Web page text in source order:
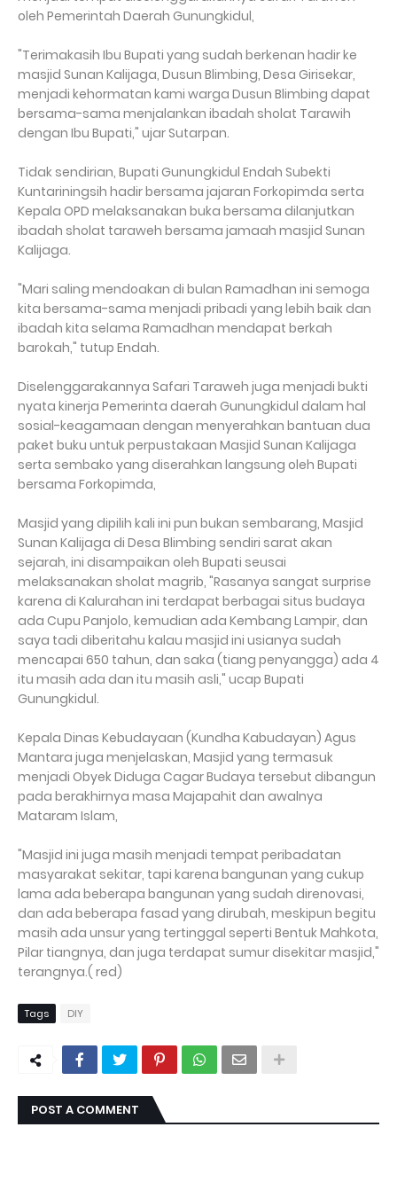
oleh Pemerintah Daerah Gunungkidul,
"Terimakasih Ibu Bupati yang sudah berkenan hadir ke
masjid Sunan Kalijaga, Dusun Blimbing, Desa Girisekar,
menjadi kehormatan kami warga Dusun Blimbing dapat
bersama-sama menjalankan ibadah sholat Tarawih
dengan Ibu Bupati," ujar Sutarpan.
Tidak sendirian, Bupati Gunungkidul Endah Subekti
Kuntariningsih hadir bersama jajaran Forkopimda serta
Kepala OPD melaksanakan buka bersama dilanjutkan
ibadah sholat taraweh bersama jamaah masjid Sunan
Kalijaga.
"Mari saling mendoakan di bulan Ramadhan ini semoga
kita bersama-sama menjadi pribadi yang lebih baik dan
ibadah kita selama Ramadhan mendapat berkah
barokah," tutup Endah.
Diselenggarakannya Safari Taraweh juga menjadi bukti
nyata kinerja Pemerinta daerah Gunungkidul dalam hal
sosial-keagamaan dengan menyerahkan bantuan dua
paket buku untuk perpustakaan Masjid Sunan Kalijaga
serta sembako yang diserahkan langsung oleh Bupati
bersama Forkopimda,
Masjid yang dipilih kali ini pun bukan sembarang, Masjid
Sunan Kalijaga di Desa Blimbing sendiri sarat akan
sejarah, ini disampaikan oleh Bupati seusai
melaksanakan sholat magrib, "Rasanya sangat surprise
karena di Kalurahan ini terdapat berbagai situs budaya
ada Cupu Panjolo, kemudian ada Kembang Lampir, dan
saya tadi diberitahu kalau masjid ini usianya sudah
mencapai 650 tahun, dan saka (tiang penyangga) ada 4
itu masih ada dan itu masih asli," ucap Bupati
Gunungkidul.
Kepala Dinas Kebudayaan (Kundha Kabudayan) Agus
Mantara juga menjelaskan, Masjid yang termasuk
menjadi Obyek Diduga Cagar Budaya tersebut dibangun
pada berakhirnya masa Majapahit dan awalnya
Mataram Islam,
"Masjid ini juga masih menjadi tempat peribadatan
masyarakat sekitar, tapi karena bangunan yang cukup
lama ada beberapa bangunan yang sudah direnovasi,
dan ada beberapa fasad yang dirubah, meskipun begitu
masih ada unsur yang tertinggal seperti Bentuk Mahkota,
Pilar tiangnya, dan juga terdapat sumur disekitar masjid,"
terangnya.( red)
Tags DIY
POST A COMMENT